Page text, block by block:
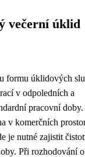
večerní úklid
formu úklidových
v odpoledních a
pracovní doby.
v komerčních
je nutné zajistit
Při rozhodování o